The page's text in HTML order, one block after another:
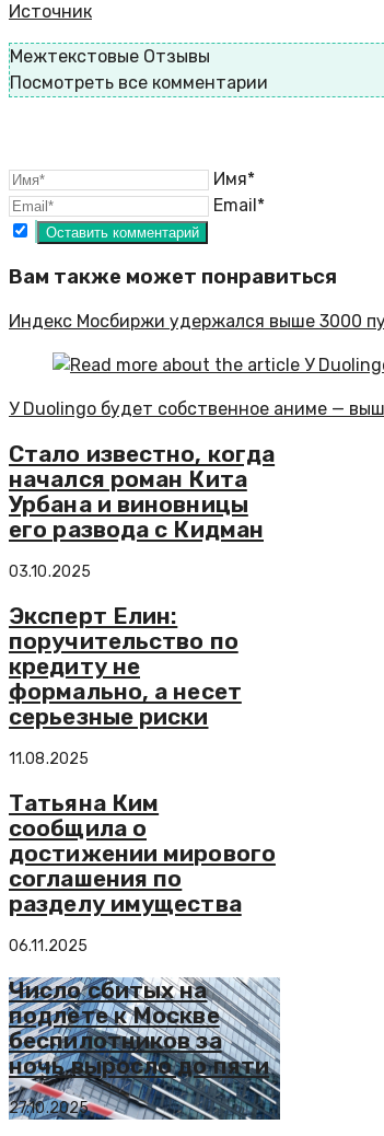
Источник
Межтекстовые Отзывы
Посмотреть все комментарии
Имя*
Email*
Вам также может понравиться
Индекс Мосбиржи удержался выше 3000
У Duolingo будет собственное аниме —
Стало известно, когда
начался роман Кита
Урбана и виновницы
его развода с Кидман
03.10.2025
Эксперт Елин:
поручительство по
кредиту не
формально, а несет
серьезные риски
11.08.2025
Татьяна Ким
сообщила о
достижении мирового
соглашения по
разделу имущества
06.11.2025
Число сбитых на
подлете к Москве
беспилотников за
ночь выросло до пяти
27.10.2025